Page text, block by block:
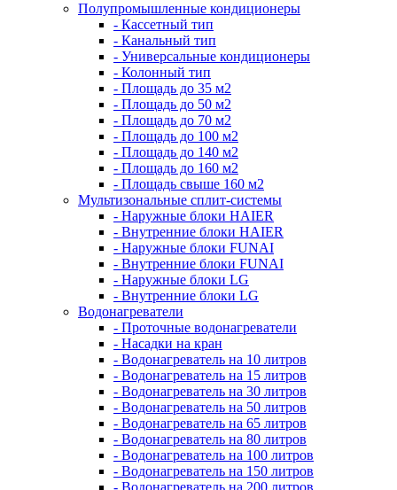
Полупромышленные кондиционеры
- Кассетный тип
- Канальный тип
- Универсальные кондиционеры
- Колонный тип
- Площадь до 35 м2
- Площадь до 50 м2
- Площадь до 70 м2
- Площадь до 100 м2
- Площадь до 140 м2
- Площадь до 160 м2
- Площадь свыше 160 м2
Мультизональные сплит-системы
- Наружные блоки HAIER
- Внутренние блоки HAIER
- Hаружные блоки FUNAI
- Внутренние блоки FUNAI
- Наружные блоки LG
- Внутренние блоки LG
Водонагреватели
- Проточные водонагреватели
- Наcадки на кран
- Водонагреватель на 10 литров
- Водонагреватель на 15 литров
- Водонагреватель на 30 литров
- Водонагреватель на 50 литров
- Водонагреватель на 65 литров
- Водонагреватель на 80 литров
- Водонагреватель на 100 литров
- Водонагреватель на 150 литров
- Водонагреватель на 200 литров